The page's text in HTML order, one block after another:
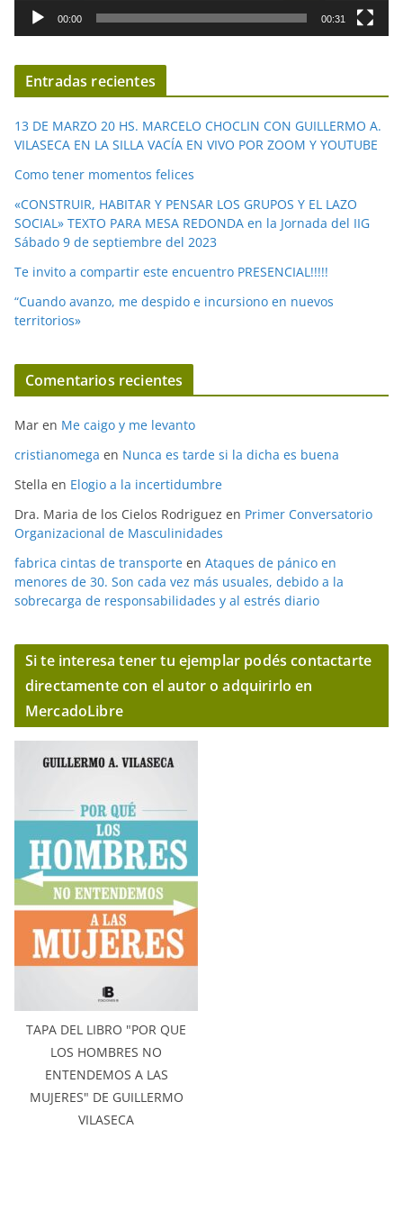
d
í
d
e
o
00:00 00:31
Entradas recientes
13 DE MARZO 20 HS. MARCELO CHOCLIN CON GUILLERMO A.
VILASECA EN LA SILLA VACÍA EN VIVO POR ZOOM Y YOUTUBE
Como tener momentos felices
«CONSTRUIR, HABITAR Y PENSAR LOS GRUPOS Y EL LAZO
SOCIAL» TEXTO PARA MESA REDONDA en la Jornada del IIG
Sábado 9 de septiembre del 2023
Te invito a compartir este encuentro PRESENCIAL!!!!!
“Cuando avanzo, me despido e incursiono en nuevos
territorios»
Comentarios recientes
Mar en Me caigo y me levanto
cristianomega en Nunca es tarde si la dicha es buena
Stella en Elogio a la incertidumbre
Dra. Maria de los Cielos Rodriguez en Primer Conversatorio
Organizacional de Masculinidades
fabrica cintas de transporte en Ataques de pánico en
menores de 30. Son cada vez más usuales, debido a la
sobrecarga de responsabilidades y al estrés diario
Si te interesa tener tu ejemplar podés contactarte
directamente con el autor o adquirirlo en
MercadoLibre
TAPA DEL LIBRO "POR QUE
LOS HOMBRES NO
ENTENDEMOS A LAS
MUJERES" DE GUILLERMO
VILASECA